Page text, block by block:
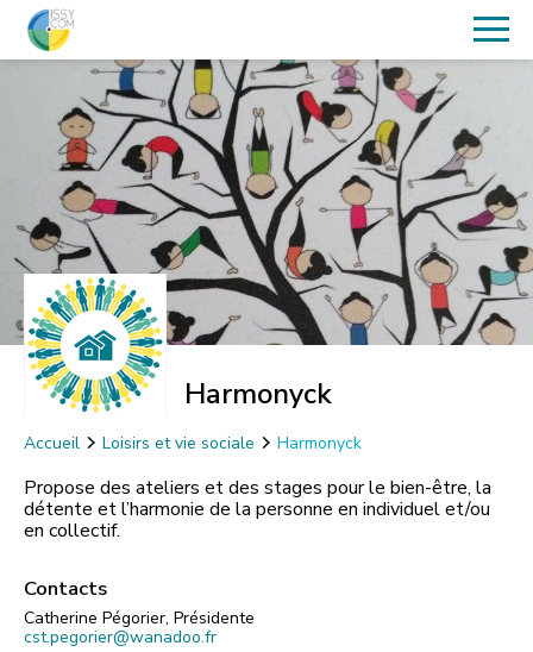
Harmonyck
Accueil Loisirs et vie sociale Harmonyck
Propose des ateliers et des stages pour le bien-être, la
détente et l’harmonie de la personne en individuel et/ou
en collectif.
Contacts
Catherine Pégorier, Présidente
cst.pegorier@wanadoo.fr